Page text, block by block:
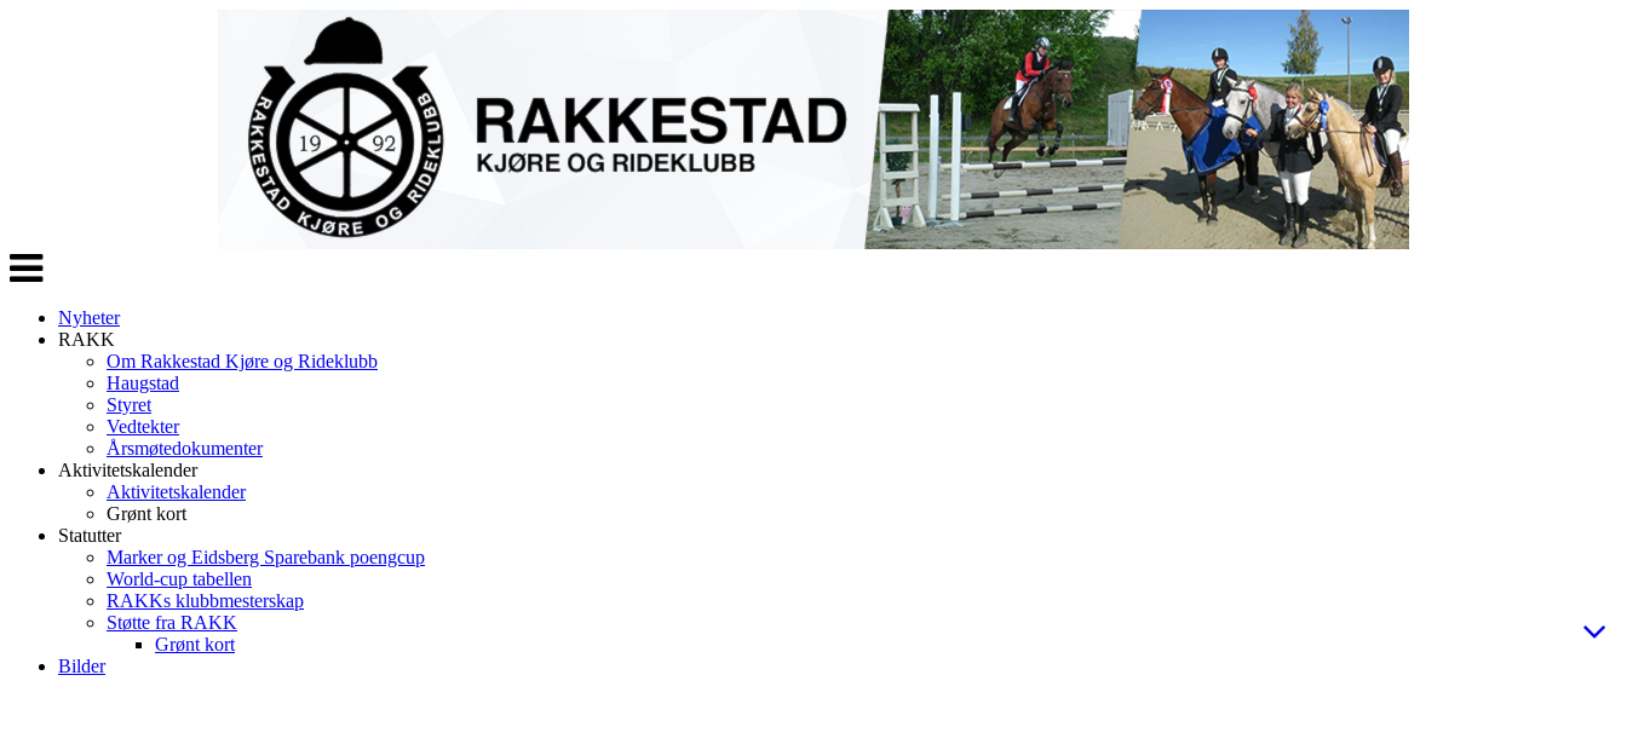
Veksle
navigasjon
Nyheter
RAKK
Om Rakkestad Kjøre og Rideklubb
Haugstad
Styret
Vedtekter
Årsmøtedokumenter
Aktivitetskalender
Aktivitetskalender
Grønt kort
Statutter
Marker og Eidsberg Sparebank poengcup
World-cup tabellen
RAKKs klubbmesterskap
Støtte fra RAKK
Grønt kort
Bilder